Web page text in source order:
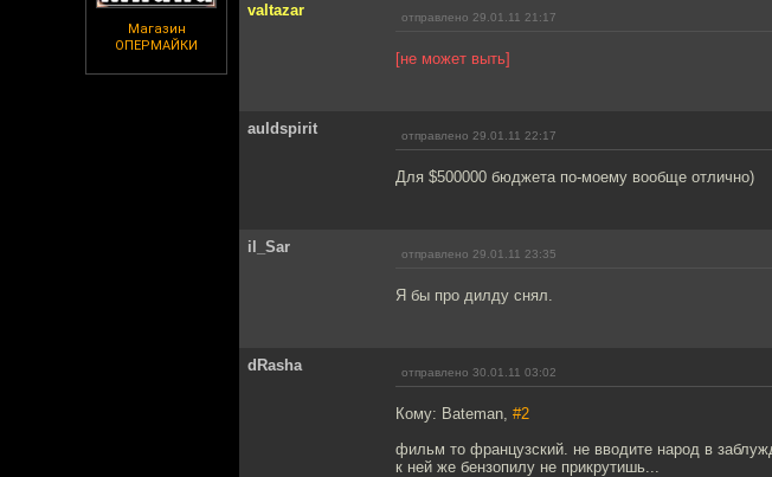
Магазин
ОПЕРМАЙКИ
valtazar отправлено 29.01.11 21:17
[не может выть]
auldspirit отправлено 29.01.11 22:17
Для $500000 бюджета по-моему вообще отлично)
il_Sar отправлено 29.01.11 23:35
Я бы про дилду снял.
dRasha отправлено 30.01.11 03:02
Кому: Bateman, #2
фильм то французский. не вводите народ в
к ней же бензопилу не прикрутишь...